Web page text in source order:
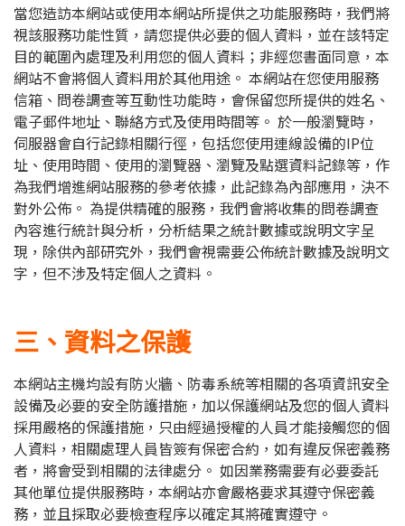
當您造訪本網站或使用本網站所提供之功能服務時，我們將
視該服務功能性質，請您提供必要的個人資料，並在該特定
目的範圍內處理及利用您的個人資料；非經您書面同意，本
網站不會將個人資料用於其他用途。 本網站在您使用服務
信箱、問卷調查等互動性功能時，會保留您所提供的姓名、
電子郵件地址、聯絡方式及使用時間等。 於一般瀏覽時，
伺服器會自行記錄相關行徑，包括您使用連線設備的IP位
址、使用時間、使用的瀏覽器、瀏覽及點選資料記錄等，作
為我們增進網站服務的參考依據，此記錄為內部應用，決不
對外公佈。 為提供精確的服務，我們會將收集的問卷調查
內容進行統計與分析，分析結果之統計數據或說明文字呈
現，除供內部研究外，我們會視需要公佈統計數據及說明文
字，但不涉及特定個人之資料。
三、資料之保護
本網站主機均設有防火牆、防毒系統等相關的各項資訊安全
設備及必要的安全防護措施，加以保護網站及您的個人資料
採用嚴格的保護措施，只由經過授權的人員才能接觸您的個
人資料，相關處理人員皆簽有保密合約，如有違反保密義務
者，將會受到相關的法律處分。 如因業務需要有必要委託
其他單位提供服務時，本網站亦會嚴格要求其遵守保密義
務，並且採取必要檢查程序以確定其將確實遵守。